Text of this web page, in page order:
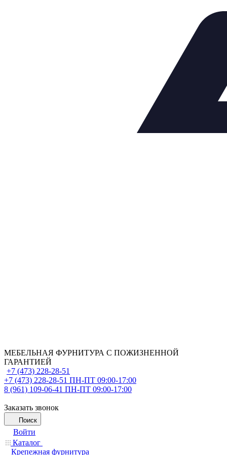
МЕБЕЛЬНАЯ ФУРНИТУРА С ПОЖИЗНЕННОЙ
ГАРАНТИЕЙ
+7 (473) 228-28-51
+7 (473) 228-28-51 ПН-ПТ 09:00-17:00
8 (961) 109-06-41 ПН-ПТ 09:00-17:00
Заказать звонок
Поиск
Войти
Каталог
Крепежная фурнитура